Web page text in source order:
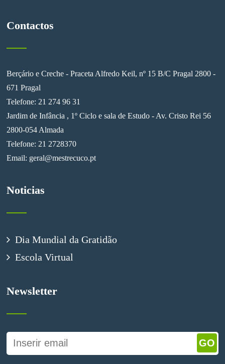
Contactos
Berçário e Creche - Praceta Alfredo Keil, nº 15 B/C Pragal 2800 -
671 Pragal
Telefone: 21 274 96 31
Jardim de Infância , 1º Ciclo e sala de Estudo - Av. Cristo Rei 56
2800-054 Almada
Telefone: 21 2728370
Email: geral@mestrecuco.pt
Noticias
Dia Mundial da Gratidão
Escola Virtual
Newsletter